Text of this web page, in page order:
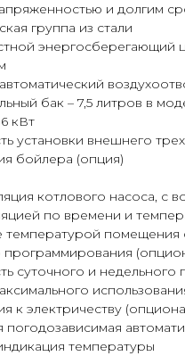
и долгим
группа из стали
энергосберегающий
бак – 7,5 литров в
кВт
установки внешнего
бойлера (опция)
котлового насоса, с
по времени и
температурой помещения
программирования
суточного и
к электричеству
погодозависимая
температуры